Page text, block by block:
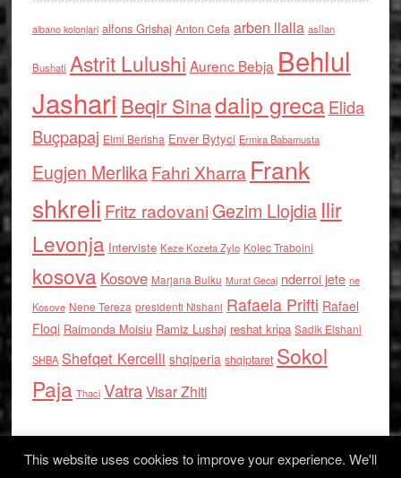
albano kolonjari alfons Grishaj Anton Cefa arben llalla asllan
Bushati Astrit Lulushi Aurenc Bebja Behlul
Jashari Beqir Sinadalip grecaElida
Buçpapaj Elmi Berisha Enver Bytyci Ermira Babamusta
Eugjen MerlikaFahri Xharra Frank
shkreli Fritz radovaniGezim Llojdia Ilir
Levonja Interviste Keze Kozeta Zylo Kolec Traboini
kosova Kosove Marjana Bulku Murat Gecaj nderroi jete ne
Kosove Nene Tereza presidenti Nishani Rafaela Prifti Rafael
Floqi Raimonda Moisiu Ramiz Lushaj reshat kripa Sadik Elshani
SHBA Shefqet Kercelli shqiperia shqiptaret Sokol
Paja Thaci VatraVisar Zhiti
This website uses cookies to improve your experience. We'll